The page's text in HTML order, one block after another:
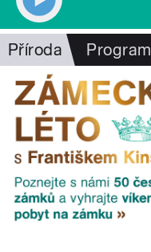
Příroda Program